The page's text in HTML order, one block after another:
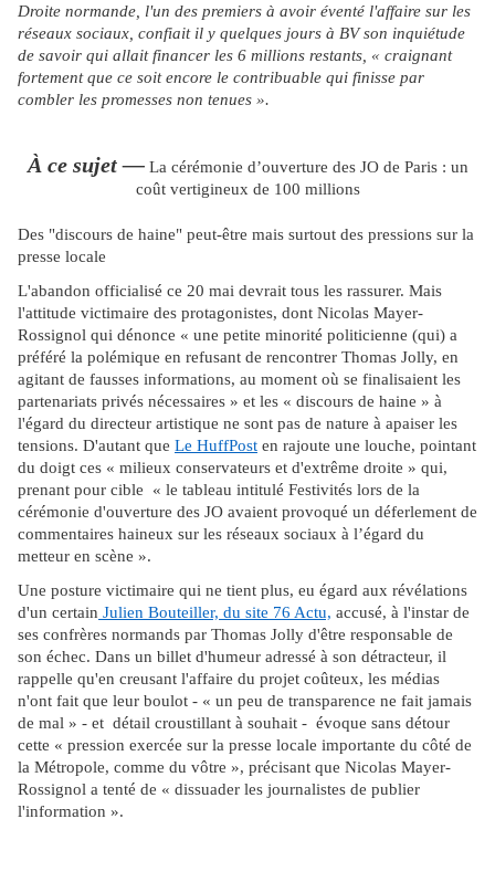
Droite normande, l'un des premiers à avoir éventé l'affaire sur les
réseaux sociaux, confiait il y quelques jours à BV son inquiétude
de savoir qui allait financer les 6 millions restants, « craignant
fortement que ce soit encore le contribuable qui finisse par
combler les promesses non tenues ».
À ce sujet —La cérémonie d’ouverture des JO de Paris : un
coût vertigineux de 100 millions
Des "discours de haine" peut-être mais surtout des pressions sur la
presse locale
L'abandon officialisé ce 20 mai devrait tous les rassurer. Mais
l'attitude victimaire des protagonistes, dont Nicolas Mayer-
Rossignol qui dénonce « une petite minorité politicienne (qui) a
préféré la polémique en refusant de rencontrer Thomas Jolly, en
agitant de fausses informations, au moment où se finalisaient les
partenariats privés nécessaires » et les « discours de haine » à
l'égard du directeur artistique ne sont pas de nature à apaiser les
tensions. D'autant que Le HuffPost en rajoute une louche, pointant
du doigt ces « milieux conservateurs et d'extrême droite » qui,
prenant pour cible « le tableau intitulé Festivités lors de la
cérémonie d'ouverture des JO avaient provoqué un déferlement de
commentaires haineux sur les réseaux sociaux à l’égard du
metteur en scène ».
Une posture victimaire qui ne tient plus, eu égard aux révélations
d'un certain Julien Bouteiller, du site 76 Actu, accusé, à l'instar de
ses confrères normands par Thomas Jolly d'être responsable de
son échec. Dans un billet d'humeur adressé à son détracteur, il
rappelle qu'en creusant l'affaire du projet coûteux, les médias
n'ont fait que leur boulot - « un peu de transparence ne fait jamais
de mal » - et détail croustillant à souhait - évoque sans détour
cette « pression exercée sur la presse locale importante du côté de
la Métropole, comme du vôtre », précisant que Nicolas Mayer-
Rossignol a tenté de « dissuader les journalistes de publier
l'information ».